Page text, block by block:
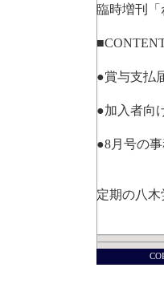
臨時増刊
●賞与支払
●加入者向
●8月号の
定期の八